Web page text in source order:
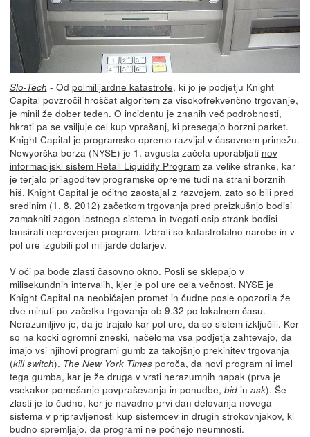
Slo-Tech - Od polmilijardne katastrofe, ki jo je podjetju Knight
Capital povzročil hroščat algoritem za visokofrekvenčno trgovanje,
je minil že dober teden. O incidentu je znanih več podrobnosti,
hkrati pa se vsiljuje cel kup vprašanj, ki presegajo borzni parket.
Knight Capital je programsko opremo razvijal v časovnem primežu.
Newyorška borza (NYSE) je 1. avgusta začela uporabljati nov
informacijski sistem Retail Liquidity Programza velike stranke, kar
je terjalo prilagoditev programske opreme tudi na strani borznih
hiš. Knight Capital je očitno zaostajal z razvojem, zato so bili pred
sredinim (1. 8. 2012) začetkom trgovanja pred preizkušnjo bodisi
zamakniti zagon lastnega sistema in tvegati osip strank bodisi
lansirati nepreverjen program. Izbrali so katastrofalno narobe in v
pol ure izgubili pol milijarde dolarjev.
V oči pa bode zlasti časovno okno. Posli se sklepajo v
milisekundnih intervalih, kjer je pol ure cela večnost. NYSE je
Knight Capital na neobičajen promet in čudne posle opozorila že
dve minuti po začetku trgovanja ob 9.32 po lokalnem času.
Nerazumljivo je, da je trajalo kar pol ure, da so sistem izključili. Ker
so na kocki ogromni zneski, načeloma vsa podjetja zahtevajo, da
imajo vsi njihovi programi gumb za takojšnjo prekinitev trgovanja
(kill switch). The New York Timesporoča, da novi program ni imel
tega gumba, kar je že druga v vrsti nerazumnih napak (prva je
vsekakor pomešanje povpraševanja in ponudbe, bidin ask). Še
zlasti je to čudno, ker je navadno prvi dan delovanja novega
sistema v pripravljenosti kup sistemcev in drugih strokovnjakov, ki
budno spremljajo, da programi ne počnejo neumnosti.